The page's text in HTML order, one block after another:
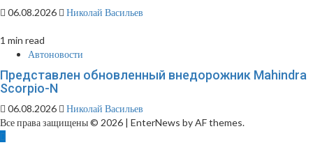
06.08.2026 Николай Васильев
1 min read
Автоновости
Представлен обновленный внедорожник Mahindra
Scorpio-N
06.08.2026
Николай Васильев
Все права защищены © 2026 | EnterNews by AF themes.